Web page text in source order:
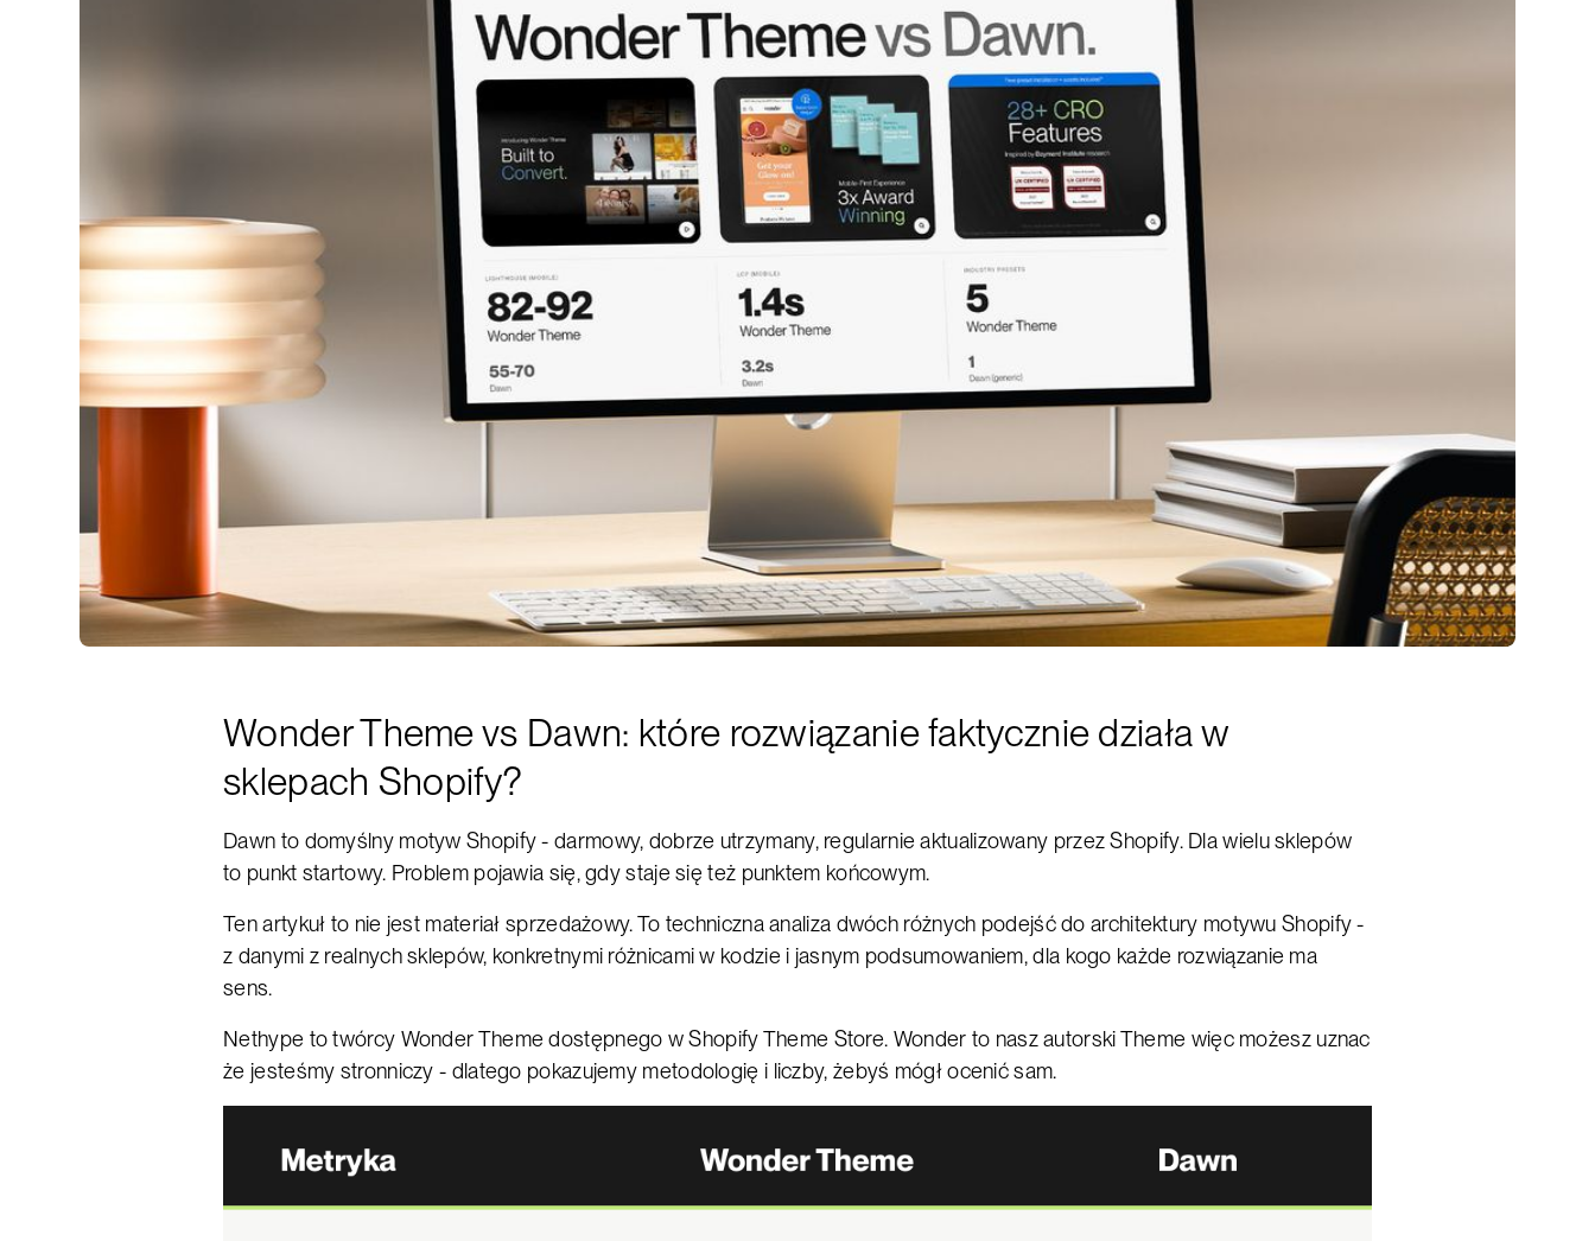
Wonder Theme vs Dawn: które rozwiązanie faktycznie działa w
sklepach Shopify?
Dawn to domyślny motyw Shopify - darmowy, dobrze utrzymany, regularnie aktualizowany przez Shopify. Dla wielu sklepów
to punkt startowy. Problem pojawia się, gdy staje się też punktem końcowym.
Ten artykuł to nie jest materiał sprzedażowy. To techniczna analiza dwóch różnych podejść do architektury motywu Shopify -
z danymi z realnych sklepów, konkretnymi różnicami w kodzie i jasnym podsumowaniem, dla kogo każde rozwiązanie ma
sens.
Nethype to twórcy Wonder Theme dostępnego w Shopify Theme Store. Wonder to nasz autorski Theme więc możesz uznac
że jesteśmy stronniczy - dlatego pokazujemy metodologię i liczby, żebyś mógł ocenić sam.